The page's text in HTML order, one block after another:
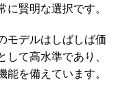
賢明な選択です。
モデルはしばしば価
て高水準であり、
を備えています。